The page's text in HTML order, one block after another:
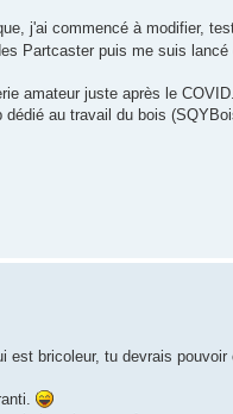
j'ai commencé à modifier,
Partcaster puis me suis lancé
amateur juste après le
au travail du bois
bricoleur, tu devrais